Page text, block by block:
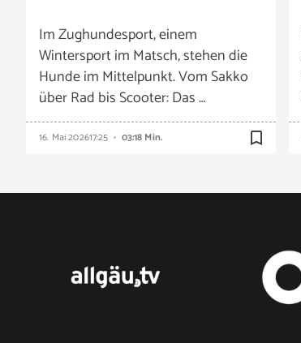
Im Zughundesport, einem
Wintersport im Matsch, stehen die
Hunde im Mittelpunkt. Vom Sakko
über Rad bis Scooter: Das …
16. Mai 202617:25 03:18 Min. bookmark_border